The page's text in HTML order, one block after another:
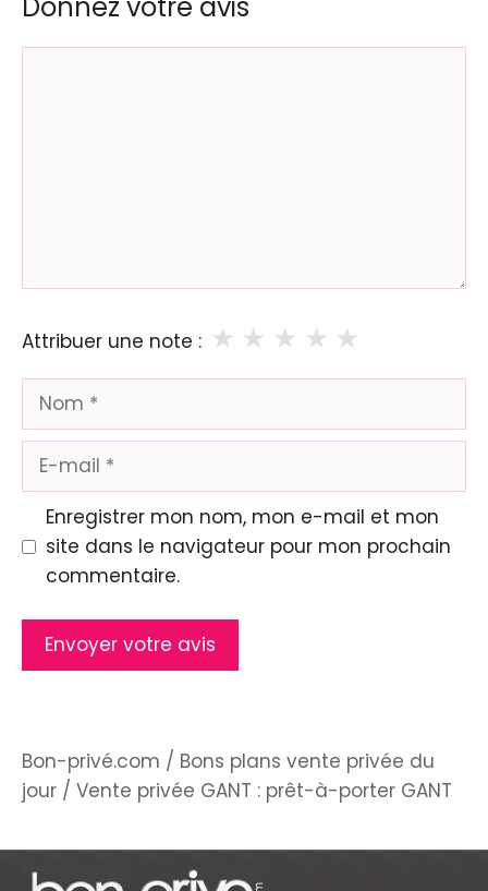
Attribuer une note : ★
★
★
★
★
Nom
Enregistrer mon nom, mon e-mail et mon
site dans le navigateur pour mon prochain
commentaire.
Bon-privé.com / Bons plans vente privée du
jour / Vente privée GANT : prêt-à-porter GANT